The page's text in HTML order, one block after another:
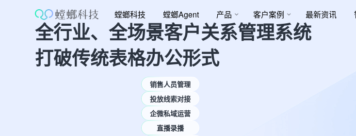
螳螂科技 螳螂Agent 产品 客户案例 最新资讯
全行业、全场景客户关系管理系统
打破传统表格办公形式
销售人员管理
投放线索对接
企微私域运营
直播录播